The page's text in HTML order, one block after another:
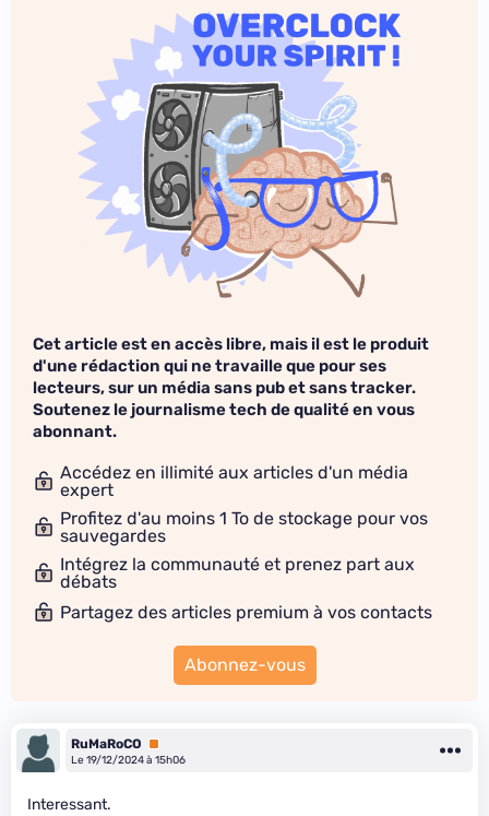
Cet article est en accès libre, mais il est le produit
d'une rédaction qui ne travaille que pour ses
lecteurs, sur un média sans pub et sans tracker.
Soutenez le journalisme tech de qualité en vous
abonnant.
Accédez en illimité aux articles d'un média
expert
Profitez d'au moins 1 To de stockage pour vos
sauvegardes
Intégrez la communauté et prenez part aux
débats
Partagez des articles premium à vos contacts
Abonnez-vous
RuMaRoCO
Premium
Le 19/12/2024 à 15h06
Interessant.